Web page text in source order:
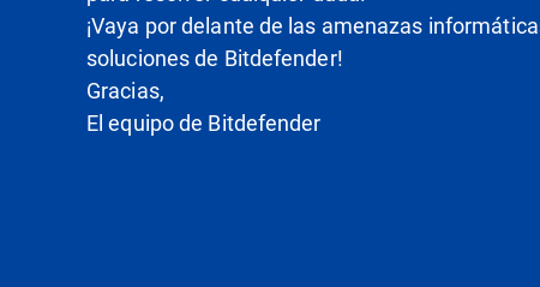
¡Vaya por delante de las amenazas
soluciones de Bitdefender!
Gracias,
El equipo de Bitdefender